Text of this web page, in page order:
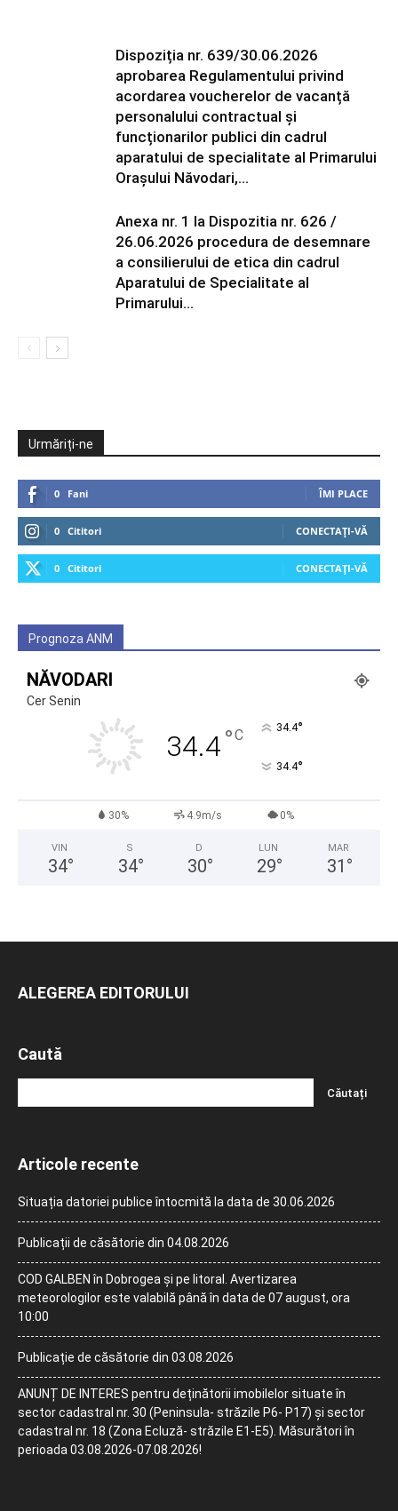
Dispoziția nr. 639/30.06.2026
aprobarea Regulamentului privind
acordarea voucherelor de vacanță
personalului contractual și
funcționarilor publici din cadrul
aparatului de specialitate al Primarului
Orașului Năvodari,...
Anexa nr. 1 la Dispozitia nr. 626 /
26.06.2026 procedura de desemnare
a consilierului de etica din cadrul
Aparatului de Specialitate al
Primarului...
Urmăriți-ne
0 Fani ÎMI PLACE
0 Cititori CONECTAȚI-VĂ
0 Cititori CONECTAȚI-VĂ
Prognoza ANM
NĂVODARI
Cer Senin
34.4°C 34.4°
34.4°
30% 4.9m/s 0%
VIN
34°
S
34°
D
30°
LUN
29°
MAR
31 °
ALEGEREA EDITORULUI
Caută
Articole recente
Situația datoriei publice întocmită la data de 30.06.2026
Publicații de căsătorie din 04.08.2026
COD GALBEN în Dobrogea și pe litoral. Avertizarea
meteorologilor este valabilă până în data de 07 august, ora
10:00
Publicație de căsătorie din 03.08.2026
ANUNȚ DE INTERES pentru deținătorii imobilelor situate în
sector cadastral nr. 30 (Peninsula- străzile P6- P17) și sector
cadastral nr. 18 (Zona Ecluză- străzile E1-E5). Măsurători în
perioada 03.08.2026-07.08.2026!